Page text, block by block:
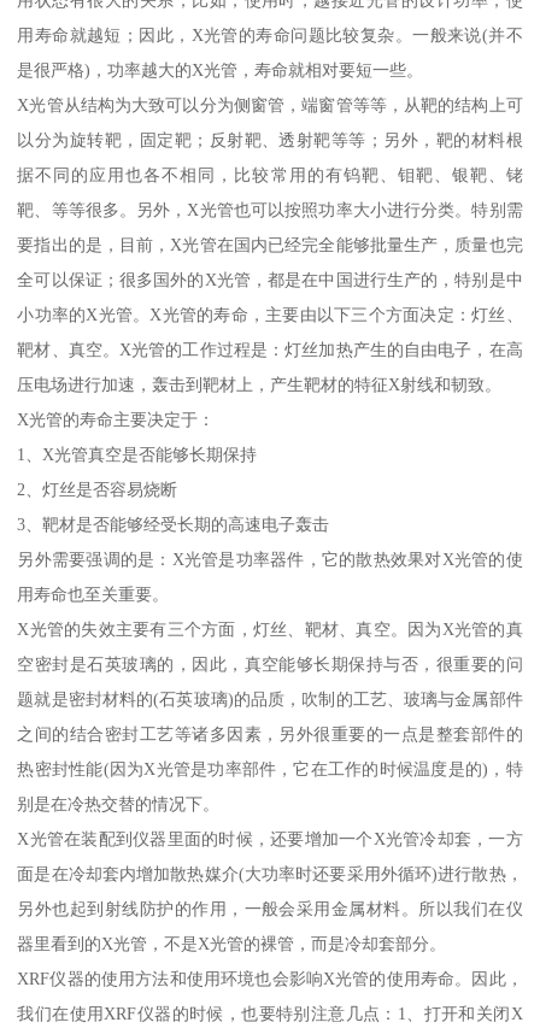
用寿命就越短；因此，X光管的寿命问题比较复杂。一般来说(并不
是很严格)，功率越大的X光管，寿命就相对要短一些。
X光管从结构为大致可以分为侧窗管，端窗管等等，从靶的结构上可
以分为旋转靶，固定靶；反射靶、透射靶等等；另外，靶的材料根
据不同的应用也各不相同，比较常用的有钨靶、钼靶、银靶、铑
靶、等等很多。另外，X光管也可以按照功率大小进行分类。特别需
要指出的是，目前，X光管在国内已经完全能够批量生产，质量也完
全可以保证；很多国外的X光管，都是在中国进行生产的，特别是中
小功率的X光管。X光管的寿命，主要由以下三个方面决定：灯丝、
靶材、真空。X光管的工作过程是：灯丝加热产生的自由电子，在高
压电场进行加速，轰击到靶材上，产生靶材的特征X射线和韧致。
X光管的寿命主要决定于：
1、X光管真空是否能够长期保持
2、灯丝是否容易烧断
3、靶材是否能够经受长期的高速电子轰击
另外需要强调的是：X光管是功率器件，它的散热效果对X光管的使
用寿命也至关重要。
X光管的失效主要有三个方面，灯丝、靶材、真空。因为X光管的真
空密封是石英玻璃的，因此，真空能够长期保持与否，很重要的问
题就是密封材料的(石英玻璃)的品质，吹制的工艺、玻璃与金属部件
之间的结合密封工艺等诸多因素，另外很重要的一点是整套部件的
热密封性能(因为X光管是功率部件，它在工作的时候温度是的)，特
别是在冷热交替的情况下。
X光管在装配到仪器里面的时候，还要增加一个X光管冷却套，一方
面是在冷却套内增加散热媒介(大功率时还要采用外循环)进行散热，
另外也起到射线防护的作用，一般会采用金属材料。所以我们在仪
器里看到的X光管，不是X光管的裸管，而是冷却套部分。
XRF仪器的使用方法和使用环境也会影响X光管的使用寿命。因此，
我们在使用XRF仪器的时候，也要特别注意几点：1、打开和关闭X